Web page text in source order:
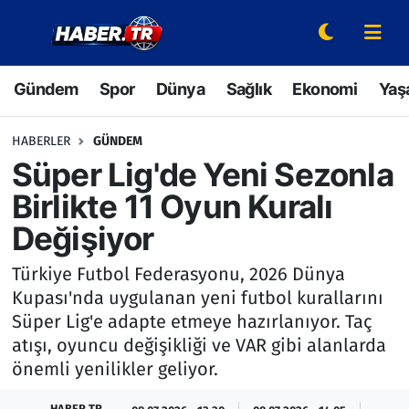
Gündem Spor Dünya Sağlık Ekonomi
HABERLER GÜNDEM
Süper Lig'de Yeni Sezonla
Birlikte 11 Oyun Kuralı
Değişiyor
Türkiye Futbol Federasyonu, 2026 Dünya
Kupası'nda uygulanan yeni futbol kurallarını
Süper Lig'e adapte etmeye hazırlanıyor. Taç
atışı, oyuncu değişikliği ve VAR gibi alanlarda
önemli yenilikler geliyor.
Gündem
Spor
Sağlık
Ekonomi
Yaşam
Hava Durumu
Hava Durumu
Trafik Durumu
Süper Lig Puan Durumu ve Fikstür
Tüm Manşetler
Son Dakika Haberleri
Haber Arşivi